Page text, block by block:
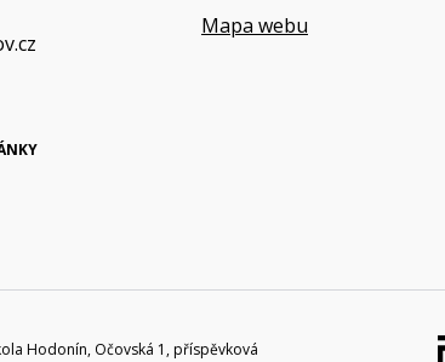
Mapa webu
Hodonín, Očovská 1, příspěvková